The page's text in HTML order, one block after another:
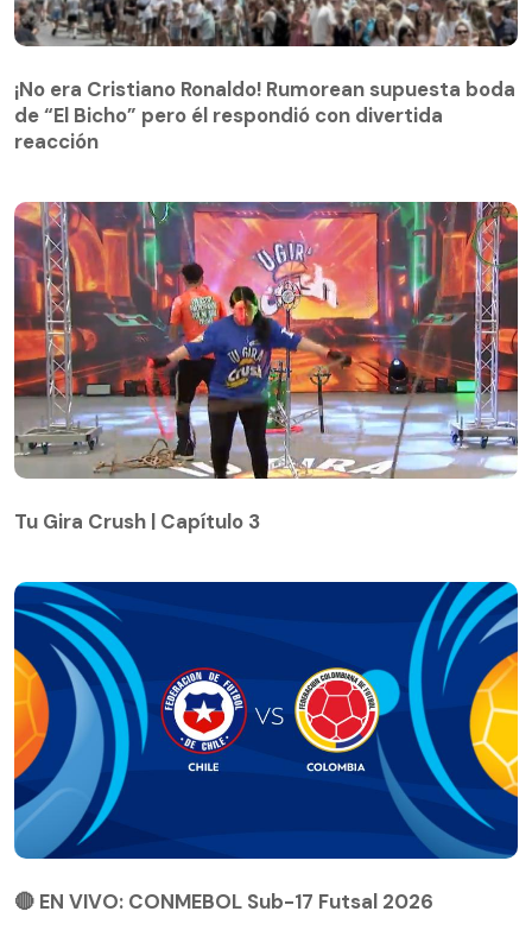
¡No era Cristiano Ronaldo! Rumorean supuesta boda
de “El Bicho” pero él respondió con divertida
reacción
Tu Gira Crush | Capítulo 3
🔴 EN VIVO: CONMEBOL Sub-17 Futsal 2026